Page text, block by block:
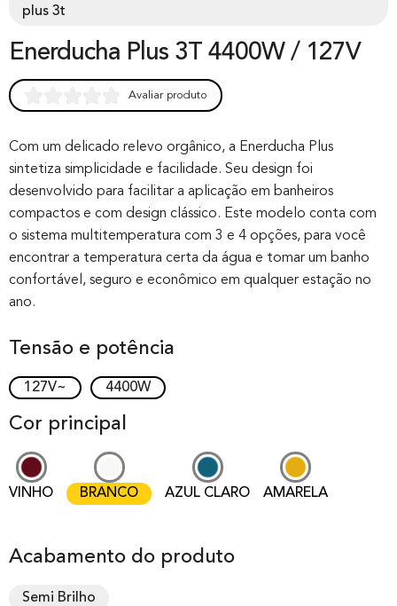
plus 3t
Enerducha Plus 3T 4400W / 127V
out of 0
based on
rating
Avaliar produto
Com um delicado relevo orgânico, a Enerducha Plus
sintetiza simplicidade e facilidade. Seu design foi
desenvolvido para facilitar a aplicação em banheiros
compactos e com design clássico. Este modelo conta com
o sistema multitemperatura com 3 e 4 opções, para você
encontrar a temperatura certa da água e tomar um banho
confortável, seguro e econômico em qualquer estação no
ano.
Tensão e potência
127V~ 4400W
Cor principal
VINHO BRANCO AZUL CLARO AMARELA
Acabamento do produto
Semi Brilho